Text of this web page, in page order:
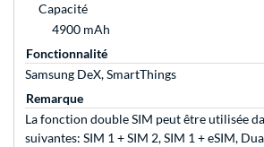
Capacité
4900 mAh
Fonctionnalité
Samsung DeX, SmartThings
Remarque
La fonction double SIM peut être utilisée
suivantes: SIM 1 + SIM 2, SIM 1 + eSIM,